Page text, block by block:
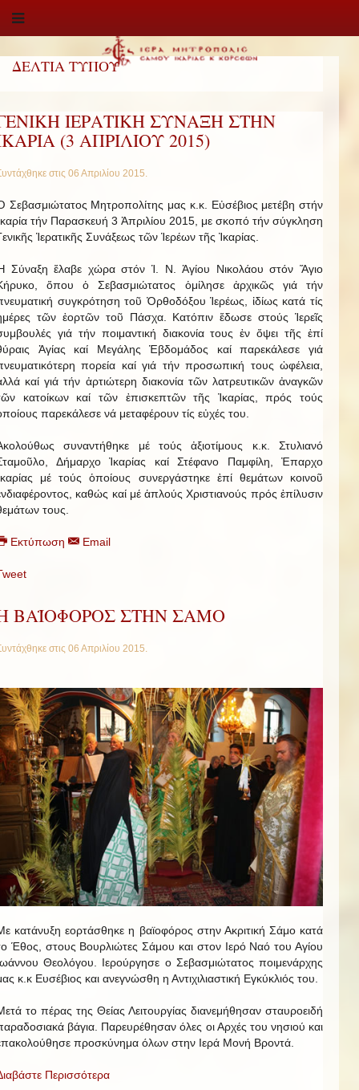
ΔΕΛΤΙΑ ΤΥΠΟΥ
ΙΕΡΑΤΙΚΗ ΣΥΝΑΞΗ ΣΤΗΝ
(3 ΑΠΡΙΛΙΟΥ 2015)
στις 06 Απριλίου 2015.
Σεβασμιώτατος Μητροπολίτης μας κ.κ. Εὐσέβιος μετέβη στήν
τήν Παρασκευή 3 Ἀπριλίου 2015, με σκοπό τήν σύγκληση
Ἱερατικῆς Συνάξεως τῶν Ἱερέων τῆς Ἰκαρίας.
Σύναξη ἔλαβε χώρα στόν Ἱ. Ν. Ἁγίου Νικολάου στόν Ἅγιο
ὅπου ὁ Σεβασμιώτατος ὁμίλησε ἀρχικῶς γιά τήν
συγκρότηση τοῦ Ὀρθοδόξου Ἱερέως, ἰδίως κατά τίς
τῶν ἑορτῶν τοῦ Πάσχα. Κατόπιν ἔδωσε στούς Ἱερεῖς
γιά τήν ποιμαντική διακονία τους ἐν ὄψει τῆς ἐπί
Ἁγίας καί Μεγάλης Ἑβδομάδος καί παρεκάλεσε γιά
πορεία καί γιά τήν προσωπική τους ὠφέλεια,
καί γιά τήν ἀρτιώτερη διακονία τῶν λατρευτικῶν ἀναγκῶν
κατοίκων καί τῶν ἐπισκεπτῶν τῆς Ἰκαρίας, πρός τούς
παρεκάλεσε νά μεταφέρουν τίς εὐχές του.
συναντήθηκε μέ τούς ἀξιοτίμους κ.κ. Στυλιανό
Δήμαρχο Ἰκαρίας καί Στέφανο Παμφίλη, Ἐπαρχο
μέ τούς ὁποίους συνεργάστηκε ἐπί θεμάτων κοινοῦ
καθώς καί μέ ἁπλούς Χριστιανούς πρός ἐπίλυσιν
τους.
Εκτύπωση Email
ΒΑΪΟΦΟΡΟΣ ΣΤΗΝ ΣΑΜΟ
στις 06 Απριλίου 2015.
κατάνυξη εορτάσθηκε η βαϊοφόρος στην Ακριτική Σάμο κατά
Έθος, στους Βουρλιώτες Σάμου και στον Ιερό Ναό του Αγίου
Θεολόγου. Ιερούργησε ο Σεβασμιώτατος ποιμενάρχης
κ.κ Ευσέβιος και ανεγνώσθη η Αντιχιλιαστική Εγκύκλιός του.
το πέρας της Θείας Λειτουργίας διανεμήθησαν σταυροειδή
βάγια. Παρευρέθησαν όλες οι Αρχές του νησιού και
προσκύνημα όλων στην Ιερά Μονή Βροντά.
Περισσότερα